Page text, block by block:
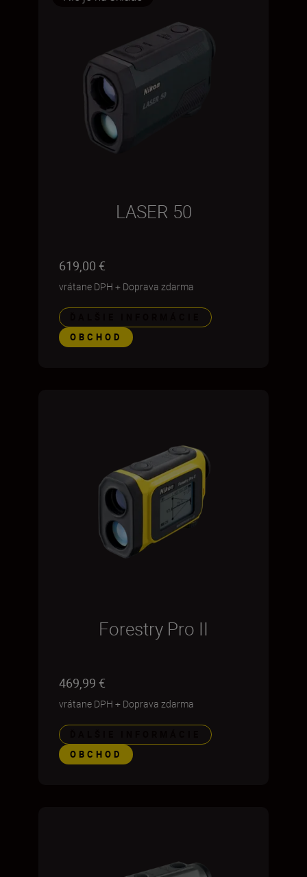
LASER 50
619,00 €
vrátane DPH + Doprava zdarma
OBCHOD
Forestry Pro II
469,99 €
vrátane DPH + Doprava zdarma
OBCHOD